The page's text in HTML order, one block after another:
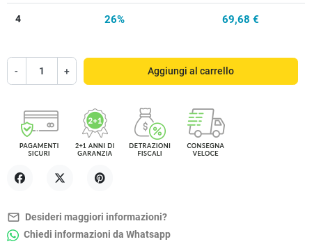
4 26% 69,68 €
- + Aggiungi al carrello
mail_outline Desideri maggiori informazioni?
Chiedi informazioni da Whatsapp